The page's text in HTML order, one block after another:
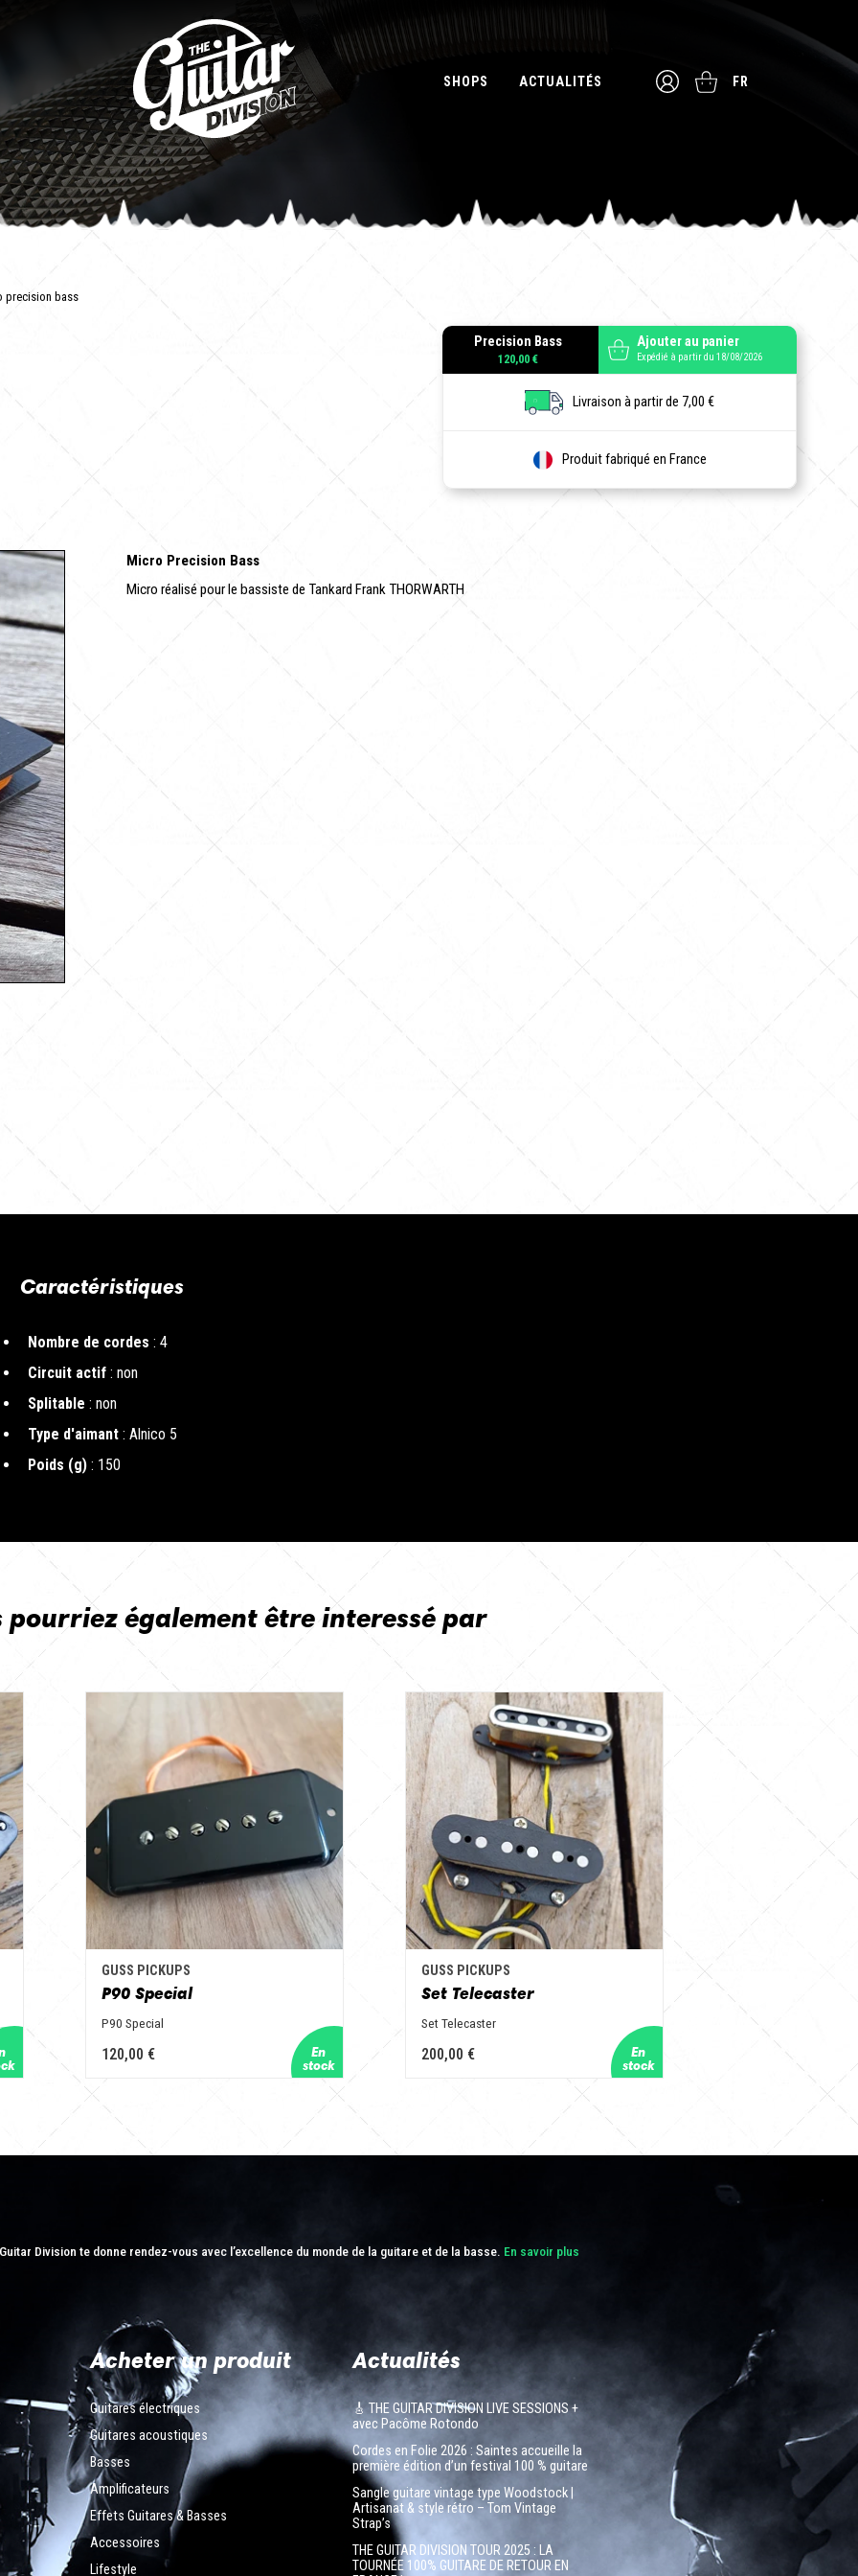
SHOPS ACTUALITÉS FR
precision bass
Precision Bass
120,00 €
Ajouter au panier
Expédié à partir du 18/08/2026
Livraison à partir de 7,00 €
Produit fabriqué en France
Micro Precision Bass
Micro réalisé pour le bassiste de Tankard Frank THORWARTH
Caractéristiques
Nombre de cordes : 4
Circuit actif : non
Splitable : non
Type d'aimant : Alnico 5
Poids (g) : 150
pourriez également être interessé par
GUSS PICKUPS
P90 Special
P90 Special
120,00 €
GUSS PICKUPS
Set Telecaster
Set Telecaster
200,00 €
Division te donne rendez-vous avec l’excellence du monde de la guitare et de la basse. En savoir plus
Acheter un produit
Guitares électriques
Guitares acoustiques
Basses
Amplificateurs
Effets Guitares & Basses
Accessoires
Lifestyle
Actualités
🎸 THE GUITAR DIVISION LIVE SESSIONS +
avec Pacôme Rotondo
Cordes en Folie 2026 : Saintes accueille la
première édition d’un festival 100 % guitare
Sangle guitare vintage type Woodstock |
Artisanat & style rétro – Tom Vintage
Strap’s
THE GUITAR DIVISION TOUR 2025 : LA
TOURNÉE 100% GUITARE DE RETOUR EN